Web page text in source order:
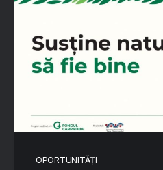
OPORTUNITĂȚI